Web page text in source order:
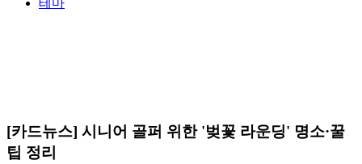
테마
[카드뉴스] 시니어 골퍼 위한 '벚꽃 라운딩' 명소·꿀
팁 정리